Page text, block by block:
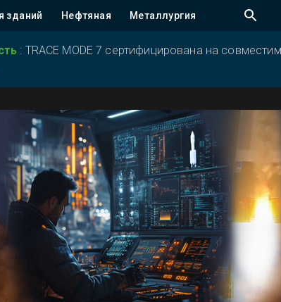
зданий Нефтяная Металлургия
: TRACE MODE 7 сертифицирована на